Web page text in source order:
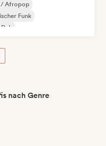
Afropop
Funk
Dub
nach Genre